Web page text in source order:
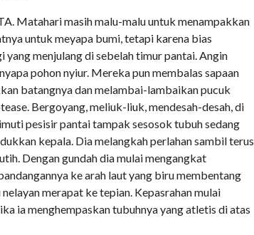
Matahari masih malu-malu untuk menampakkan
untuk meyapa bumi, tetapi karena bias
menjulang di sebelah timur pantai. Angin
pohon nyiur. Mereka pun membalas sapaan
batangnya dan melambai-lambaikan pucuk
Bergoyang, meliuk-liuk, mendesah-desah, di
pesisir pantai tampak sesosok tubuh sedang
kepala. Dia melangkah perlahan sambil terus
Dengan gundah dia mulai mengangkat
ke arah laut yang biru membentang
merapat ke tepian. Kepasrahan mulai
ia menghempaskan tubuhnya yang atletis di atas